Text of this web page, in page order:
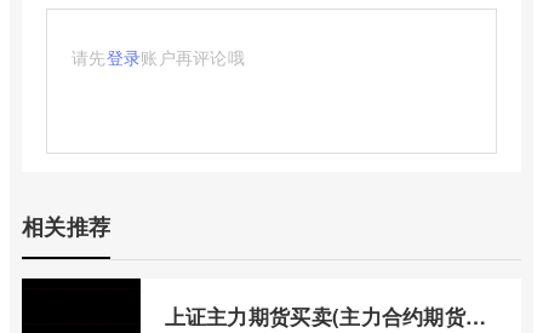
请先登录账户再评论哦
相关推荐
上证主力期货买卖(主力合约期货市场大盘)